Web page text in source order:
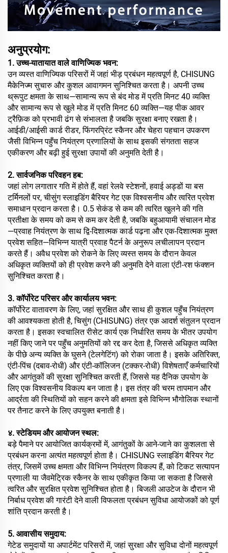
अनुप्रयोग:
1. उच्च-यातायात वाले वाणिज्यिक भवन:
उन व्यस्त वाणिज्यिक परिसरों में जहां भीड़ प्रबंधन महत्वपूर्ण है, CHISUNG
मैकेनिज्म सुचारु और कुशल आवागमन सुनिश्चित करता है। अपनी उच्च
थ्रूपुट क्षमता के साथ—सामान्य रूप से बंद मोड में प्रति मिनट 40 व्यक्ति
और सामान्य रूप से खुले मोड में प्रति मिनट 60 व्यक्ति—यह पीक आवर
ट्रैफ़िक को प्रभावी ढंग से संभालता है जबकि सुरक्षा बनाए रखता है।
आईडी/आईसी कार्ड रीडर, फिंगरप्रिंट स्कैनर और चेहरा पहचान उपकरण
जैसी विभिन्न पहुँच नियंत्रण प्रणालियों के साथ इसकी संगतता सहज
एकीकरण और बढ़ी हुई सुरक्षा उपायों की अनुमति देती है।
2. सार्वजनिक परिवहन हब:
जहां लोग लगातार गति में होते हैं, वहां रेलवे स्टेशनों, हवाई अड्डों या बस
टर्मिनलों पर, चीसुंग स्लाइडिंग बैरियर गेट एक विश्वसनीय और त्वरित प्रवेश
समाधान प्रदान करता है। 0.5 सेकंड से कम की त्वरित खुलने की गति
प्रतीक्षा के समय को कम से कम कर देती है, जबकि बहुआयामी संचालन मोड
—प्रवाह नियंत्रण के साथ द्वि-दिशात्मक कार्ड पढ़ना और एक-दिशात्मक मुक्त
प्रवेश सहित—विभिन्न यात्री प्रवाह पैटर्न के अनुरूप लचीलापन प्रदान
करते हैं। अवैध प्रवेश को रोकने के लिए व्यस्त समय के दौरान केवल
अधिकृत व्यक्तियों को ही प्रवेश करने की अनुमति देने वाला एंटी-रश फंक्शन
सुनिश्चित करता है।
3. कॉर्पोरेट परिसर और कार्यालय भवन:
कॉर्पोरेट वातावरण के लिए, जहां सुरक्षित और साथ ही कुशल पहुँच नियंत्रण
की आवश्यकता होती है, चिसुंग (CHISUNG) तंत्र एक आदर्श संतुलन प्रदान
करता है। इसका स्वचालित रीसेट कार्य एक निर्धारित समय के भीतर उपयोग
नहीं किए जाने पर पहुँच अनुमतियों को रद्द कर देता है, जिससे अधिकृत व्यक्ति
के पीछे अन्य व्यक्ति के घुसने (टेलगेटिंग) को रोका जाता है। इसके अतिरिक्त,
एंटी-पिंच (दबाव-रोधी) और एंटी-कॉलिजन (टक्कर-रोधी) विशेषताएँ कर्मचारियों
और आगंतुकों की सुरक्षा सुनिश्चित करती हैं, जिससे यह दैनिक उपयोग के
लिए एक विश्वसनीय विकल्प बन जाता है। इस तंत्र की चरम तापमान और
आर्द्रता की स्थितियों को सहन करने की क्षमता इसे विभिन्न भौगोलिक स्थानों
पर तैनाट करने के लिए उपयुक्त बनाती है।
४. स्टेडियम और आयोजन स्थल:
बड़े पैमाने पर आयोजित कार्यक्रमों में, आगंतुकों के आने-जाने का कुशलता से
प्रबंधन करना अत्यंत महत्वपूर्ण होता है। CHISUNG स्लाइडिंग बैरियर गेट
तंत्र, जिसमें उच्च क्षमता और विभिन्न नियंत्रण विकल्प हैं, को टिकट सत्यापन
प्रणाली या जैवमेट्रिक स्कैनर के साथ एकीकृत किया जा सकता है जिससे
त्वरित और सुरक्षित प्रवेश सुनिश्चित होता है। बिजली आउटेज के दौरान भी
निर्बाध प्रवेश की गारंटी देने वाली विफलता प्रबंधन सुविधा आयोजकों को पूर्ण
शांति प्रदान करती है।
5. आवासीय समुदाय:
गेटेड समुदायों या अपार्टमेंट परिसरों में, जहां सुरक्षा और सुविधा दोनों महत्वपूर्ण